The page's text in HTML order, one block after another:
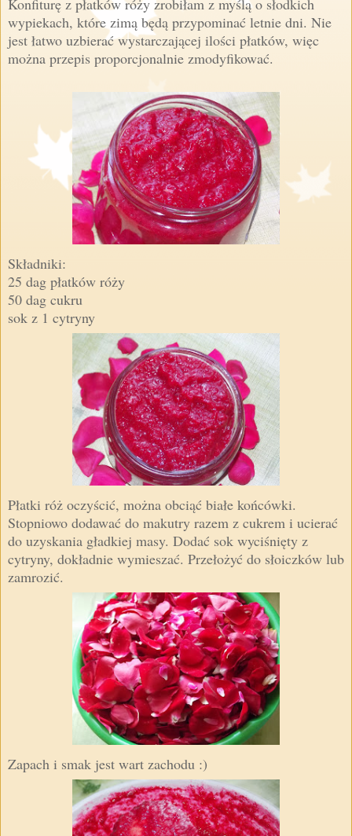
Konfiturę z płatków róży zrobiłam z myślą o słodkich
wypiekach, które zimą będą przypominać letnie dni. Nie
jest łatwo uzbierać wystarczającej ilości płatków, więc
można przepis proporcjonalnie zmodyfikować.
Składniki:
25 dag płatków róży
50 dag cukru
sok z 1 cytryny
Płatki róż oczyścić, można obciąć białe końcówki.
Stopniowo dodawać do makutry razem z cukrem i ucierać
do uzyskania gładkiej masy. Dodać sok wyciśnięty z
cytryny, dokładnie wymieszać. Przełożyć do słoiczków lub
zamrozić.
Zapach i smak jest wart zachodu :)